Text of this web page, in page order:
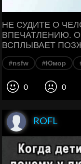
НЕ СУДИТЕ О
ВПЕЧАТЛЕНИЮ.
ВСПЛЫВАЕТ
#nsfw #Юмор
0 0
ROFL